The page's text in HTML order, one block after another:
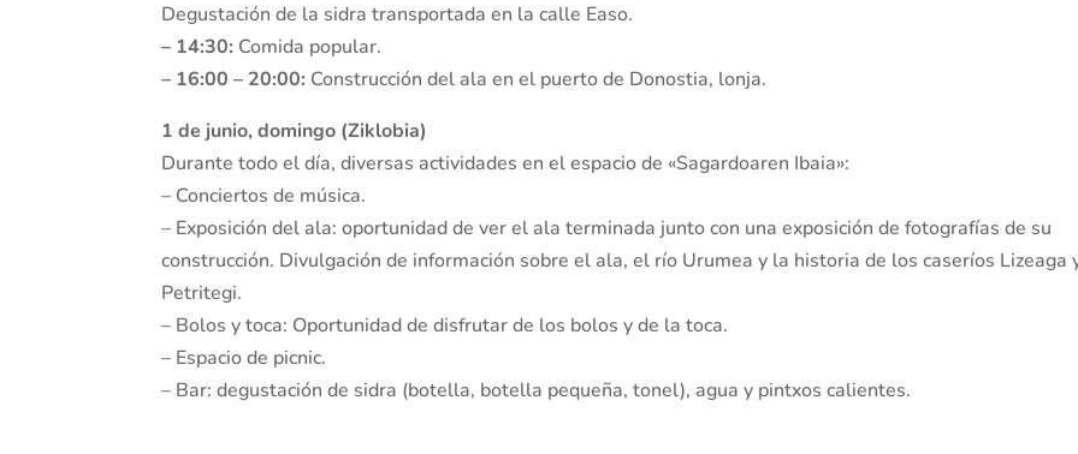
Degustación de la sidra transportada en la calle Easo.
– 14:30: Comida popular.
– 16:00 – 20:00: Construcción del ala en el puerto de Donostia, lonja.
1 de junio, domingo (Ziklobia)
Durante todo el día, diversas actividades en el espacio de «Sagardoaren Ibaia»:
– Conciertos de música.
– Exposición del ala: oportunidad de ver el ala terminada junto con una exposición de fotografías de su
construcción. Divulgación de información sobre el ala, el río Urumea y la historia de los caseríos Lizeaga
Petritegi.
– Bolos y toca: Oportunidad de disfrutar de los bolos y de la toca.
– Espacio de picnic.
– Bar: degustación de sidra (botella, botella pequeña, tonel), agua y pintxos calientes.